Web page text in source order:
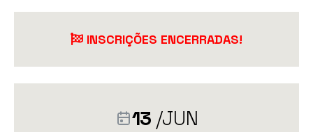
INSCRIÇÕES ENCERRADAS!
13 /JUN